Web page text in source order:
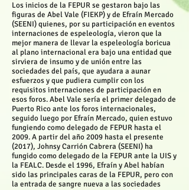
Los inicios de la FEPUR se gestaron bajo las
figuras de Abel Vale (FIEKP) y de Efraín Mercado
(SEENI) quienes, por su participación en eventos
internaciones de espeleología, vieron que la
mejor manera de llevar la espeleología boricua
al plano internacional era bajo una entidad que
sirviera de insumo y de unión entre las
sociedades del país, que ayudara a aunar
esfuerzos y que pudiera cumplir con los
requisitos internaciones de participación en
esos foros. Abel Vale sería el primer delegado de
Puerto Rico ante los foros internacionales,
seguido luego por Efraín Mercado, quien estuvo
fungiendo como delegado de FEPUR hasta el
2009. A partir del año 2009 hasta el presente
(2017), Johnsy Carrión Cabrera (SEENI) ha
fungido como delegado de la FEPUR ante la UIS y
la FEALC. Desde el 1996, Efraín y Abel habían
sido las principales caras de la FEPUR, pero con
la entrada de sangre nueva a las sociedades